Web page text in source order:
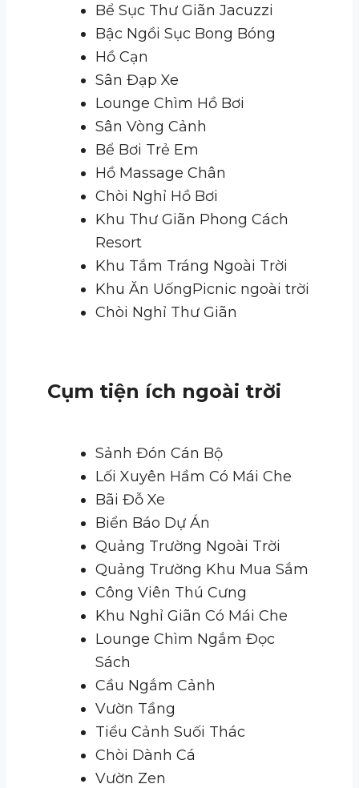
Bể Sục Thư Giãn Jacuzzi
Bậc Ngồi Sục Bong Bóng
Hồ Cạn
Sân Đạp Xe
Lounge Chìm Hồ Bơi
Sân Vòng Cảnh
Bể Bơi Trẻ Em
Hồ Massage Chân
Chòi Nghỉ Hồ Bơi
Khu Thư Giãn Phong Cách
Resort
Khu Tắm Tráng Ngoài Trời
Khu Ăn UốngPicnic ngoài trời
Chòi Nghỉ Thư Giãn
Cụm tiện ích ngoài trời
Sảnh Đón Cán Bộ
Lối Xuyên Hầm Có Mái Che
Bãi Đỗ Xe
Biển Báo Dự Án
Quảng Trường Ngoài Trời
Quảng Trường Khu Mua Sắm
Công Viên Thú Cưng
Khu Nghỉ Giãn Có Mái Che
Lounge Chìm Ngắm Đọc
Sách
Cầu Ngắm Cảnh
Vườn Tầng
Tiểu Cảnh Suối Thác
Chòi Dành Cá
Vườn Zen